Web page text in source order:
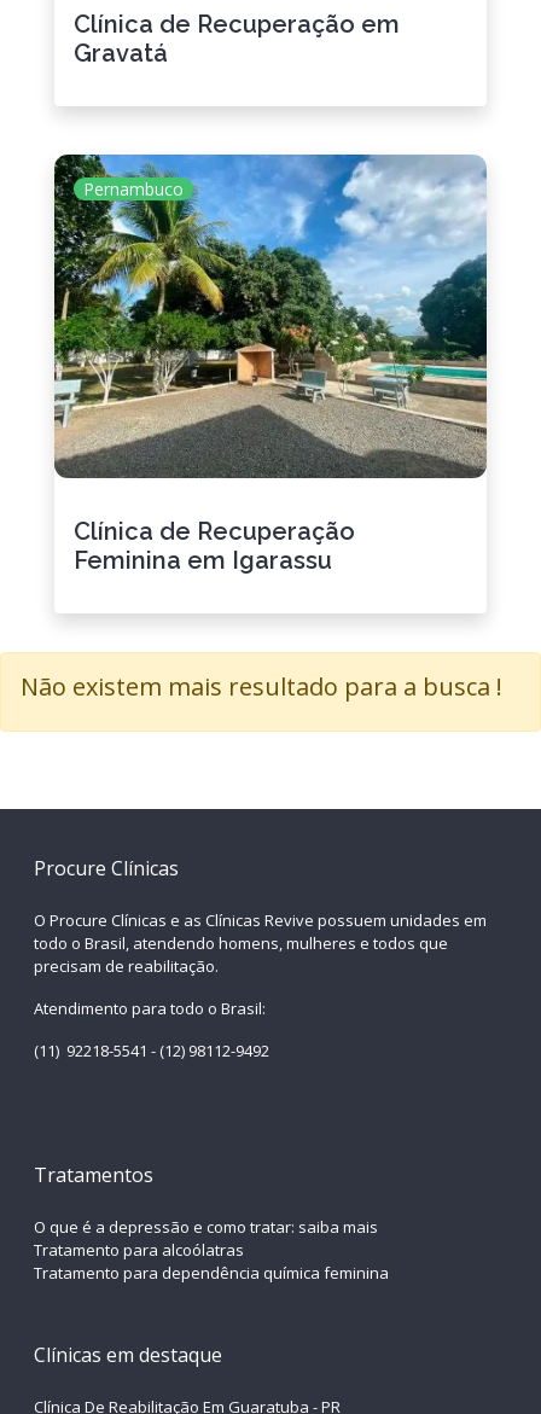
Clínica de Recuperação em
Gravatá
Pernambuco
Clínica de Recuperação
Feminina em Igarassu
Não existem mais resultado para a busca !
Procure Clínicas
O Procure Clínicas e as Clínicas Revive possuem unidades em
todo o Brasil, atendendo homens, mulheres e todos que
precisam de reabilitação.
Atendimento para todo o Brasil:
(11) 92218-5541 - (12) 98112-9492
Tratamentos
O que é a depressão e como tratar: saiba mais
Tratamento para alcoólatras
Tratamento para dependência química feminina
Clínicas em destaque
Clínica De Reabilitação Em Guaratuba - PR